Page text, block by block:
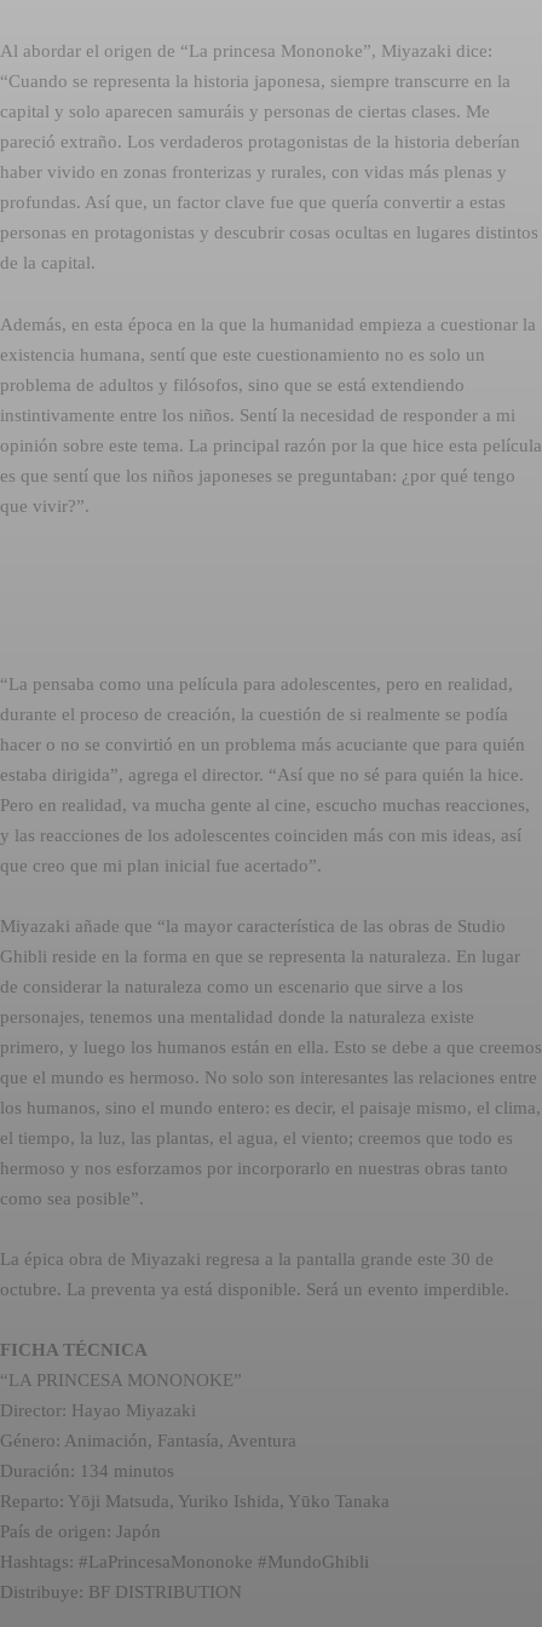
Al abordar el origen de “La princesa Mononoke”, Miyazaki dice:
“Cuando se representa la historia japonesa, siempre transcurre en la
capital y solo aparecen samuráis y personas de ciertas clases. Me
pareció extraño. Los verdaderos protagonistas de la historia deberían
haber vivido en zonas fronterizas y rurales, con vidas más plenas y
profundas. Así que, un factor clave fue que quería convertir a estas
personas en protagonistas y descubrir cosas ocultas en lugares distintos
de la capital.
Además, en esta época en la que la humanidad empieza a cuestionar la
existencia humana, sentí que este cuestionamiento no es solo un
problema de adultos y filósofos, sino que se está extendiendo
instintivamente entre los niños. Sentí la necesidad de responder a mi
opinión sobre este tema. La principal razón por la que hice esta película
es que sentí que los niños japoneses se preguntaban: ¿por qué tengo
que vivir?”.
“La pensaba como una película para adolescentes, pero en realidad,
durante el proceso de creación, la cuestión de si realmente se podía
hacer o no se convirtió en un problema más acuciante que para quién
estaba dirigida”, agrega el director. “Así que no sé para quién la hice.
Pero en realidad, va mucha gente al cine, escucho muchas reacciones,
y las reacciones de los adolescentes coinciden más con mis ideas, así
que creo que mi plan inicial fue acertado”.
Miyazaki añade que “la mayor característica de las obras de Studio
Ghibli reside en la forma en que se representa la naturaleza. En lugar
de considerar la naturaleza como un escenario que sirve a los
personajes, tenemos una mentalidad donde la naturaleza existe
primero, y luego los humanos están en ella. Esto se debe a que creemos
que el mundo es hermoso. No solo son interesantes las relaciones entre
los humanos, sino el mundo entero: es decir, el paisaje mismo, el clima,
el tiempo, la luz, las plantas, el agua, el viento; creemos que todo es
hermoso y nos esforzamos por incorporarlo en nuestras obras tanto
como sea posible”.
La épica obra de Miyazaki regresa a la pantalla grande este 30 de
octubre. La preventa ya está disponible. Será un evento imperdible.
FICHA TÉCNICA
“LA PRINCESA MONONOKE”
Director: Hayao Miyazaki
Género: Animación, Fantasía, Aventura
Duración: 134 minutos
Reparto: Yōji Matsuda, Yuriko Ishida, Yūko Tanaka
País de origen: Japón
Hashtags: #LaPrincesaMononoke #MundoGhibli
Distribuye: BF DISTRIBUTION